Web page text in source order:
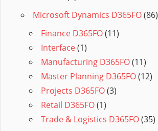
Microsoft Dynamics D365FO(86)
Finance D365FO(11)
Interface(1)
Manufacturing D365FO(11)
Master Planning D365FO(12)
Projects D365FO(3)
Retail D365FO(1)
Trade & Logistics D365FO(35)